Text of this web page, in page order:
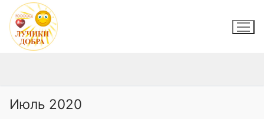
Перейти
содержимому
Июль 2020